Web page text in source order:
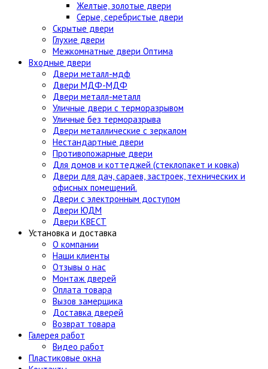
Желтые, золотые двери
Серые, серебристые двери
Скрытые двери
Глухие двери
Межкомнатные двери Оптима
Входные двери
Двери металл-мдф
Двери МДФ-МДФ
Двери металл-металл
Уличные двери с терморазрывом
Уличные без терморазрыва
Двери металлические с зеркалом
Нестандартные двери
Противопожарные двери
Для домов и коттеджей (стеклопакет и ковка)
Двери для дач, сараев, застроек, технических и
офисных помещений.
Двери с электронным доступом
Двери ЮДМ
Двери КВЕСТ
Установка и доставка
О компании
Наши клиенты
Отзывы о нас
Монтаж дверей
Оплата товара
Вызов замерщика
Доставка дверей
Возврат товара
Галерея работ
Видео работ
Пластиковые окна